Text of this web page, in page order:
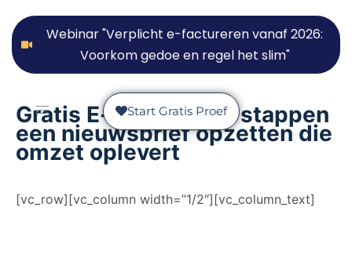
Webinar "Verplicht e-factureren vanaf 2026:
Voorkom gedoe en regel het slim"
Start Gratis Proef
Gratis E-course: In 5 stappen
een nieuwsbrief opzetten die
omzet oplevert
[vc_row][vc_column width=”1/2″][vc_column_text]